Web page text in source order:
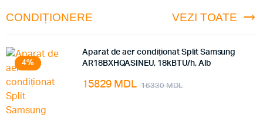
CONDIȚIONERE VEZI TOATE
4%
Aparat de aer condiționat Split Samsung
AR18BXHQASINEU, 18kBTU/h, Alb
16330MDL
15829 MDL